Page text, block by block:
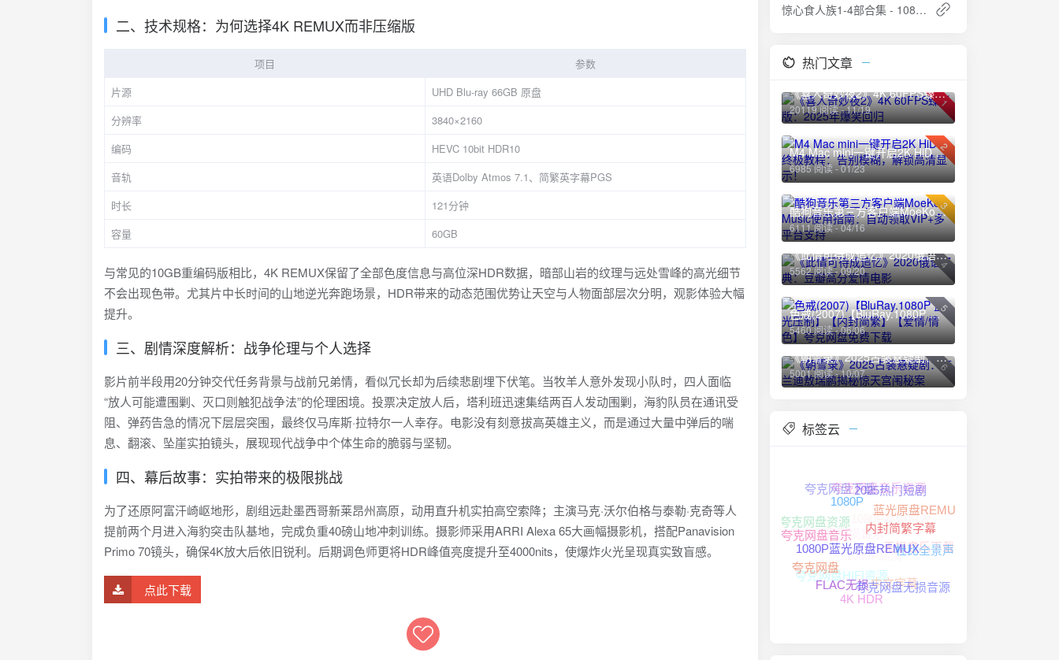
二、技术规格：为何选择4K REMUX而非压缩版
项目
参数
片源
UHD Blu-ray 66GB 原盘
分辨率
3840×2160
编码
HEVC 10bit HDR10
音轨
英语Dolby Atmos 7.1、简繁英字幕PGS
时长
121分钟
容量
60GB
与常见的10GB重编码版相比，4K REMUX保留了全部色度信息与高位深HDR数据，暗部山岩的纹理与远处雪峰的高光细节
不会出现色带。尤其片中长时间的山地逆光奔跑场景，HDR带来的动态范围优势让天空与人物面部层次分明，观影体验大幅
提升。
三、剧情深度解析：战争伦理与个人选择
影片前半段用20分钟交代任务背景与战前兄弟情，看似冗长却为后续悲剧埋下伏笔。当牧羊人意外发现小队时，四人面临
“放人可能遭围剿、灭口则触犯战争法”的伦理困境。投票决定放人后，塔利班迅速集结两百人发动围剿，海豹队员在通讯受
阻、弹药告急的情况下层层突围，最终仅马库斯·拉特尔一人幸存。电影没有刻意拔高英雄主义，而是通过大量中弹后的喘
息、翻滚、坠崖实拍镜头，展现现代战争中个体生命的脆弱与坚韧。
四、幕后故事：实拍带来的极限挑战
为了还原阿富汗崎岖地形，剧组远赴墨西哥新莱昂州高原，动用直升机实拍高空索降；主演马克·沃尔伯格与泰勒·克奇等人
提前两个月进入海豹突击队基地，完成负重40磅山地冲刺训练。摄影师采用ARRI Alexa 65大画幅摄影机，搭配Panavision
Primo 70镜头，确保4K放大后依旧锐利。后期调色师更将HDR峰值亮度提升至4000nits，使爆炸火光呈现真实致盲感。
点此下载
惊心食人族1-4部合集 - 1080P高清下载
热门文章
1
《喜人奇妙夜2》4K 60FPS臻彩版：2025年爆笑回归
20119 阅读 - 11/19
2
M4 Mac mini一键开启2K HiDPI终极教程：告别模糊，解锁高清显示！
6985 阅读 - 01/23
3
酷狗音乐第三方客户端MoeKoe Music使用指南：自动领取VIP+多平台支持
6111 阅读 - 04/16
4
《此情可待成追忆》2020俄语经典：豆瓣高分爱情电影
5562 阅读 - 09/20
5
色戒(2007)【BluRay.1080P 蓝光压制】【内封简繁】【爱情/情色】夸克网盘免费下载
5460 阅读 - 06/06
6
《朝雪录》2025古装悬疑剧：李兰迪敖瑞鹏揭秘惊天宫闱秘案
5001 阅读 - 10/07
标签云
夸克网盘无损音乐
夸克网盘资源
夸克网盘下载
夸克网盘音乐资源
1080P高清资源
1080P高清
夸克网盘HIFI资源
夸克网盘
夸克网盘音乐
1080P
2025热门短剧
蓝光原盘REMUX
无损音乐下载
中文字幕
4K HDR
FLAC无损
1080P蓝光原盘REMUX
内封简繁字幕
杜比全景声
夸克网盘无损音源